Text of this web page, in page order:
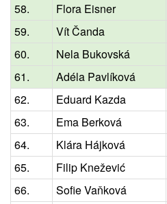
58.
Flora Eisner
59.
Vít Čanda
60.
Nela Bukovská
61.
Adéla Pavlíková
62.
Eduard Kazda
63.
Ema Berková
64.
Klára Hájková
65.
Filip Knežević
66.
Sofie Vaňková